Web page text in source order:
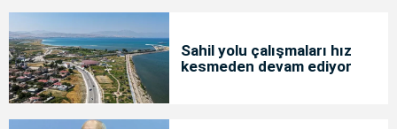
Sahil yolu çalışmaları hız
kesmeden devam ediyor